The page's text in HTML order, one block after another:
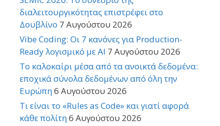
διαλειτουργικότητας επιστρέφει στο
Δουβλίνο 7 Αυγούστου 2026
Vibe Coding: Οι 7 κανόνες για Production-
Ready λογισμικό με AI 7 Αυγούστου 2026
Το καλοκαίρι μέσα από τα ανοικτά δεδομένα:
εποχικά σύνολα δεδομένων από όλη την
Ευρώπη6 Αυγούστου 2026
Τι είναι το «Rules as Code» και γιατί αφορά
κάθε πολίτη6 Αυγούστου 2026